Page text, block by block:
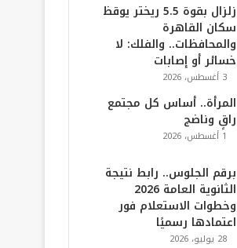
زلزال بقوة 5.5 ريختر يوقظ
سكان القاهرة
والمحافظات.. والفلك: لا
خسائر أو إصابات
3 أغسطس، 2026
المرأة.. أساس كل مجتمع
راقٍ وناضج
1 أغسطس، 2026
برقم الجلوس.. رابط نتيجة
الثانوية العامة 2026
وخطوات الاستعلام فور
اعتمادها رسميًا
28 يوليو، 2026